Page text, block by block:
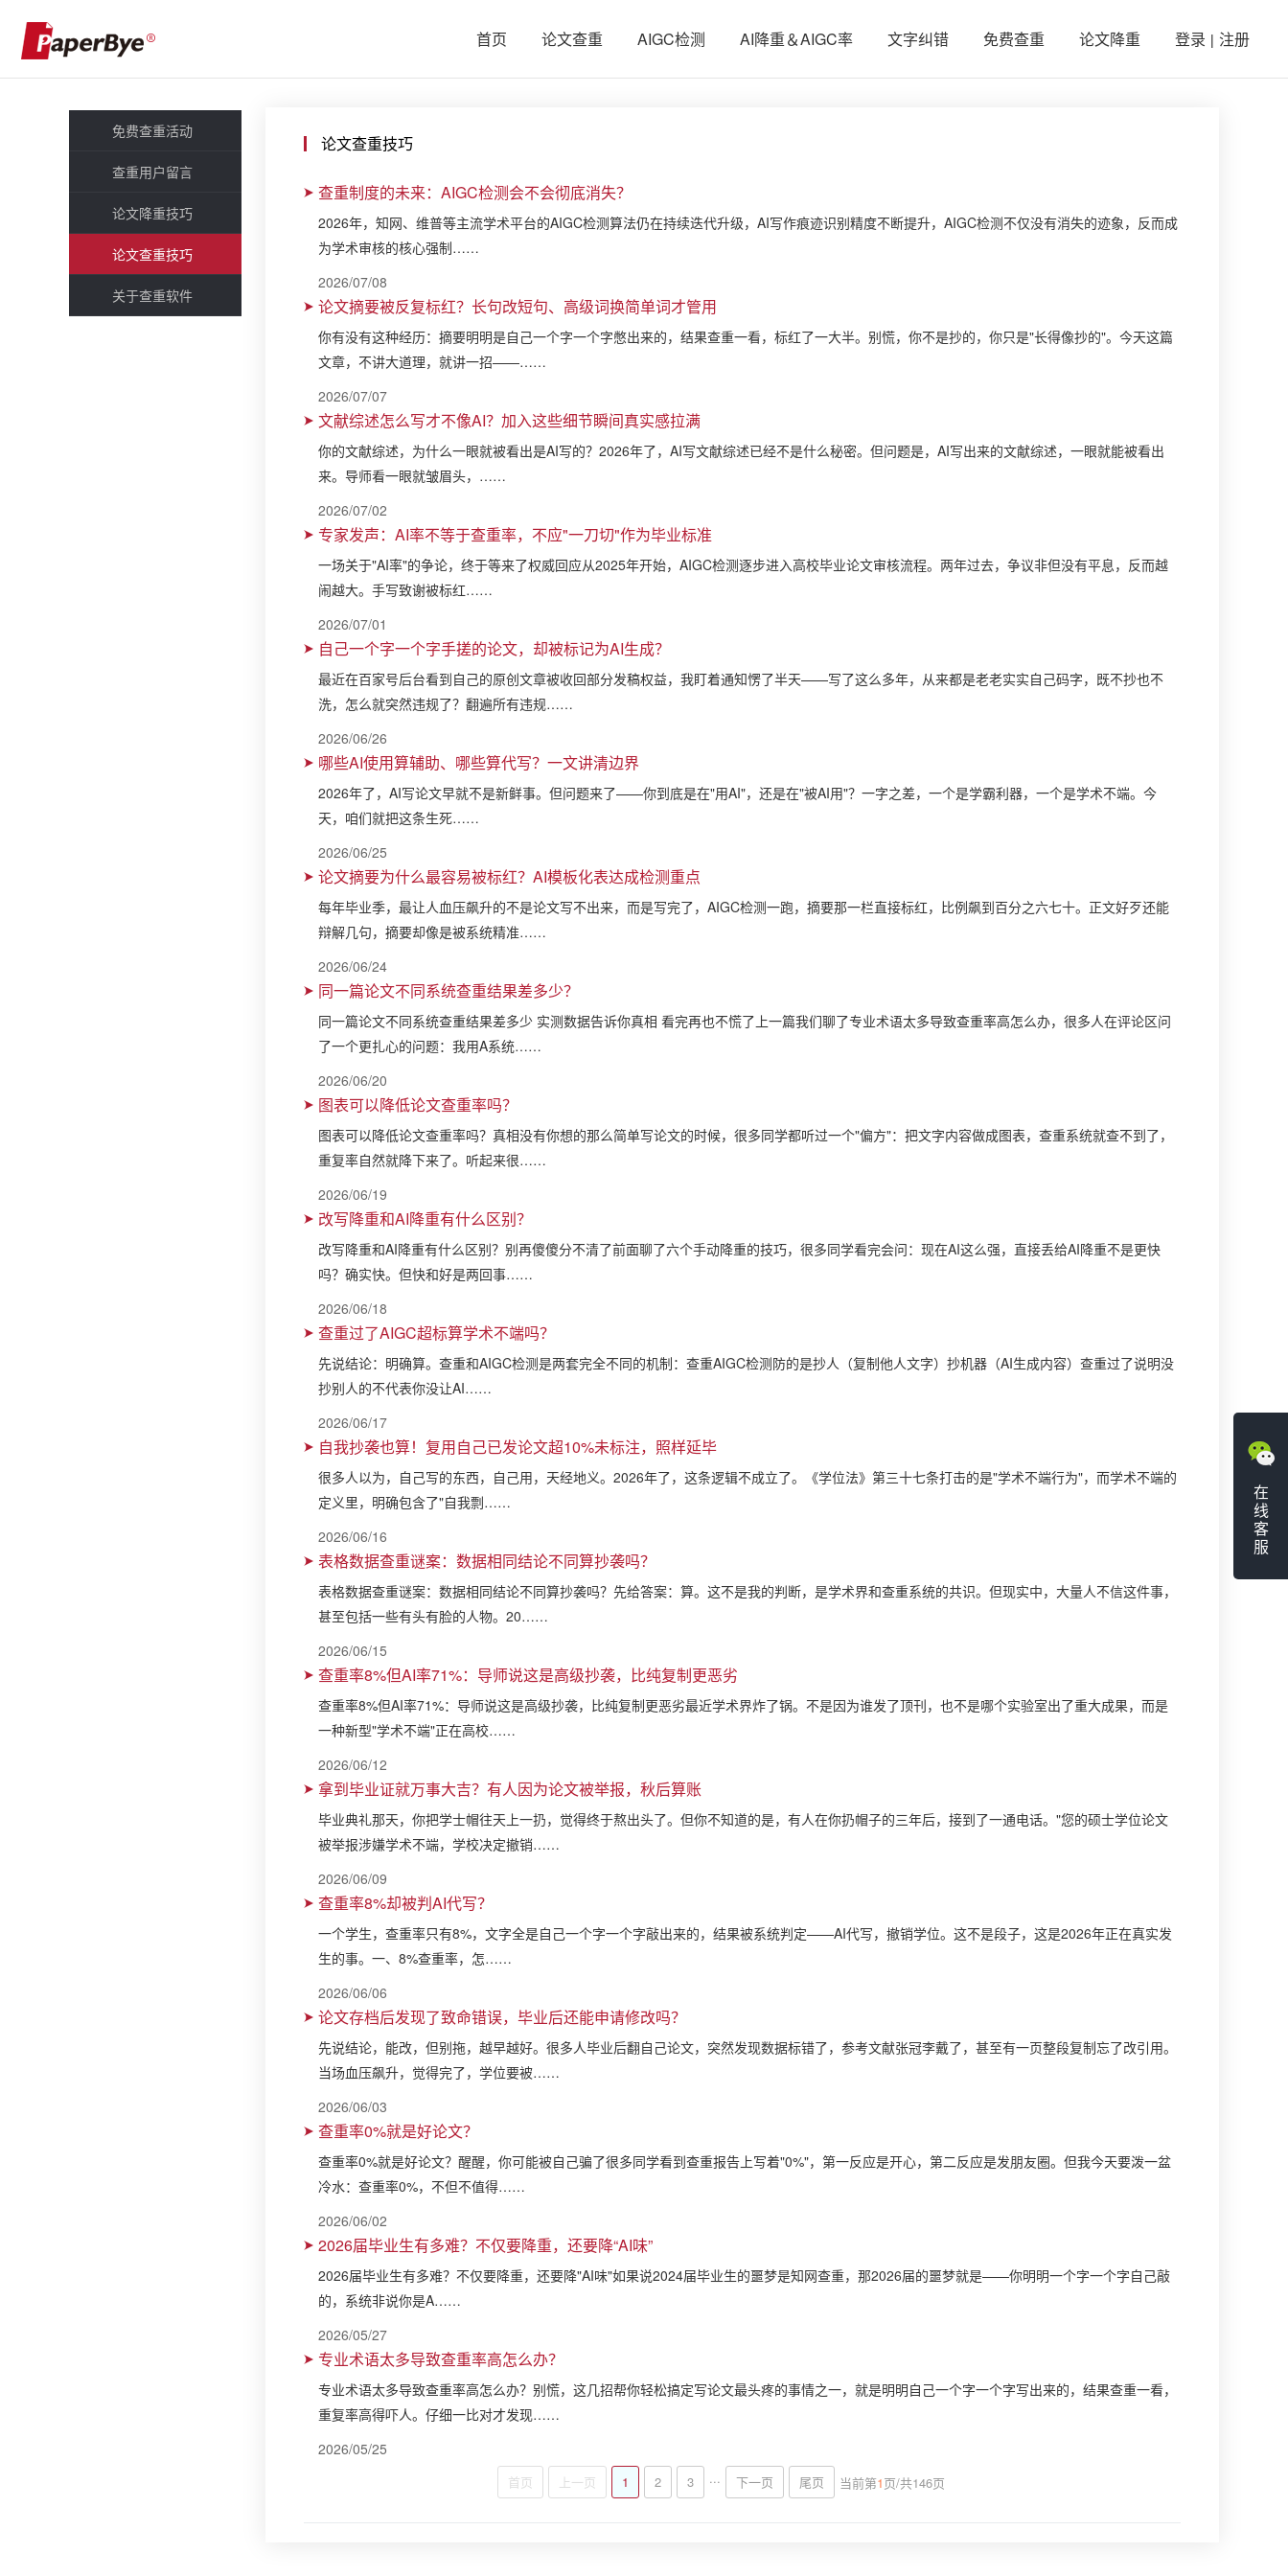
首页 论文查重 AIGC检测 AI降重＆AIGC率 文字纠错 免费查重 论文降重 登录 | 注册
免费查重活动
查重用户留言
论文降重技巧
论文查重技巧
关于查重软件
论文查重技巧
查重制度的未来：AIGC检测会不会彻底消失？
2026年，知网、维普等主流学术平台的AIGC检测算法仍在持续迭代升级，AI写作痕迹识别精度不断提升，AIGC检测不仅没有消失的迹象，反而成
为学术审核的核心强制……
2026/07/08
论文摘要被反复标红？长句改短句、高级词换简单词才管用
你有没有这种经历：摘要明明是自己一个字一个字憋出来的，结果查重一看，标红了一大半。别慌，你不是抄的，你只是"长得像抄的"。今天这篇
文章，不讲大道理，就讲一招——……
2026/07/07
文献综述怎么写才不像AI？加入这些细节瞬间真实感拉满
你的文献综述，为什么一眼就被看出是AI写的？2026年了，AI写文献综述已经不是什么秘密。但问题是，AI写出来的文献综述，一眼就能被看出
来。导师看一眼就皱眉头，……
2026/07/02
专家发声：AI率不等于查重率，不应"一刀切"作为毕业标准
一场关于"AI率"的争论，终于等来了权威回应从2025年开始，AIGC检测逐步进入高校毕业论文审核流程。两年过去，争议非但没有平息，反而越
闹越大。手写致谢被标红……
2026/07/01
自己一个字一个字手搓的论文，却被标记为AI生成？
最近在百家号后台看到自己的原创文章被收回部分发稿权益，我盯着通知愣了半天——写了这么多年，从来都是老老实实自己码字，既不抄也不
洗，怎么就突然违规了？翻遍所有违规……
2026/06/26
哪些AI使用算辅助、哪些算代写？一文讲清边界
2026年了，AI写论文早就不是新鲜事。但问题来了——你到底是在"用AI"，还是在"被AI用"？一字之差，一个是学霸利器，一个是学术不端。今
天，咱们就把这条生死……
2026/06/25
论文摘要为什么最容易被标红？AI模板化表达成检测重点
每年毕业季，最让人血压飙升的不是论文写不出来，而是写完了，AIGC检测一跑，摘要那一栏直接标红，比例飙到百分之六七十。正文好歹还能
辩解几句，摘要却像是被系统精准……
2026/06/24
同一篇论文不同系统查重结果差多少？
同一篇论文不同系统查重结果差多少 实测数据告诉你真相 看完再也不慌了上一篇我们聊了专业术语太多导致查重率高怎么办，很多人在评论区问
了一个更扎心的问题：我用A系统……
2026/06/20
图表可以降低论文查重率吗？
图表可以降低论文查重率吗？真相没有你想的那么简单写论文的时候，很多同学都听过一个"偏方"：把文字内容做成图表，查重系统就查不到了，
重复率自然就降下来了。听起来很……
2026/06/19
改写降重和AI降重有什么区别？
改写降重和AI降重有什么区别？别再傻傻分不清了前面聊了六个手动降重的技巧，很多同学看完会问：现在AI这么强，直接丢给AI降重不是更快
吗？确实快。但快和好是两回事……
2026/06/18
查重过了AIGC超标算学术不端吗？
先说结论：明确算。查重和AIGC检测是两套完全不同的机制：查重AIGC检测防的是抄人（复制他人文字）抄机器（AI生成内容）查重过了说明没
抄别人的不代表你没让AI……
2026/06/17
自我抄袭也算！复用自己已发论文超10%未标注，照样延毕
很多人以为，自己写的东西，自己用，天经地义。2026年了，这条逻辑不成立了。《学位法》第三十七条打击的是"学术不端行为"，而学术不端的
定义里，明确包含了"自我剽……
2026/06/16
表格数据查重谜案：数据相同结论不同算抄袭吗？
表格数据查重谜案：数据相同结论不同算抄袭吗？先给答案：算。这不是我的判断，是学术界和查重系统的共识。但现实中，大量人不信这件事，
甚至包括一些有头有脸的人物。20……
2026/06/15
查重率8%但AI率71%：导师说这是高级抄袭，比纯复制更恶劣
查重率8%但AI率71%：导师说这是高级抄袭，比纯复制更恶劣最近学术界炸了锅。不是因为谁发了顶刊，也不是哪个实验室出了重大成果，而是
一种新型"学术不端"正在高校……
2026/06/12
拿到毕业证就万事大吉？有人因为论文被举报，秋后算账
毕业典礼那天，你把学士帽往天上一扔，觉得终于熬出头了。但你不知道的是，有人在你扔帽子的三年后，接到了一通电话。"您的硕士学位论文
被举报涉嫌学术不端，学校决定撤销……
2026/06/09
查重率8%却被判AI代写？
一个学生，查重率只有8%，文字全是自己一个字一个字敲出来的，结果被系统判定——AI代写，撤销学位。这不是段子，这是2026年正在真实发
生的事。一、8%查重率，怎……
2026/06/06
论文存档后发现了致命错误，毕业后还能申请修改吗？
先说结论，能改，但别拖，越早越好。很多人毕业后翻自己论文，突然发现数据标错了，参考文献张冠李戴了，甚至有一页整段复制忘了改引用。
当场血压飙升，觉得完了，学位要被……
2026/06/03
查重率0%就是好论文？
查重率0%就是好论文？醒醒，你可能被自己骗了很多同学看到查重报告上写着"0%"，第一反应是开心，第二反应是发朋友圈。但我今天要泼一盆
冷水：查重率0%，不但不值得……
2026/06/02
2026届毕业生有多难？不仅要降重，还要降“AI味”
2026届毕业生有多难？不仅要降重，还要降"AI味"如果说2024届毕业生的噩梦是知网查重，那2026届的噩梦就是——你明明一个字一个字自己敲
的，系统非说你是A……
2026/05/27
专业术语太多导致查重率高怎么办？
专业术语太多导致查重率高怎么办？别慌，这几招帮你轻松搞定写论文最头疼的事情之一，就是明明自己一个字一个字写出来的，结果查重一看，
重复率高得吓人。仔细一比对才发现……
2026/05/25
首页 上一页 1 2 3 ... 下一页 尾页 当前第1页/共146页
在
线
客
服